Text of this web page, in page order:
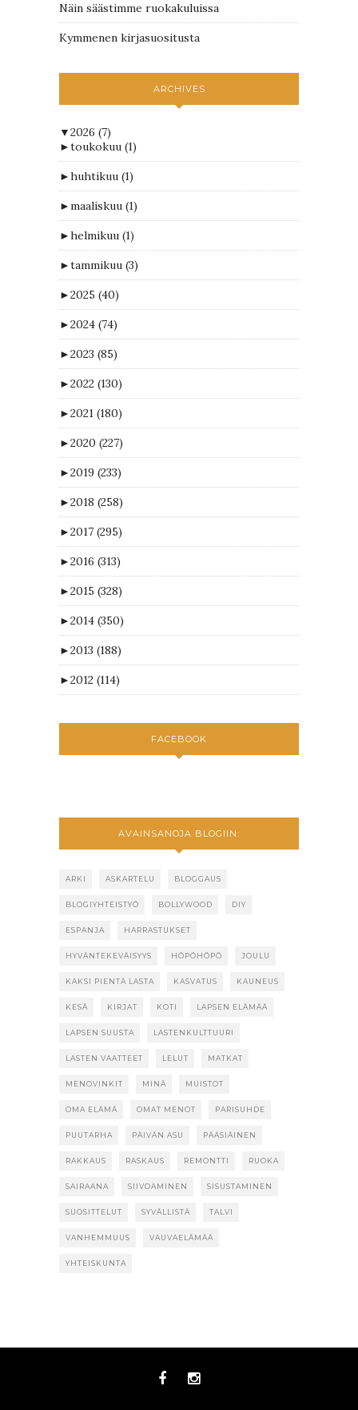
Näin säästimme ruokakuluissa
Kymmenen kirjasuositusta
ARCHIVES
▼2026 (7)
►toukokuu (1)
►huhtikuu (1)
►maaliskuu (1)
►helmikuu (1)
►tammikuu (3)
►2025 (40)
►2024 (74)
►2023 (85)
►2022 (130)
►2021 (180)
►2020 (227)
►2019 (233)
►2018 (258)
►2017 (295)
►2016 (313)
►2015 (328)
►2014 (350)
►2013 (188)
►2012 (114)
FACEBOOK
AVAINSANOJA BLOGIIN:
ARKI ASKARTELU BLOGGAUS
BLOGIYHTEISTYÖ BOLLYWOOD DIY
ESPANJA HARRASTUKSET
HYVÄNTEKEVÄISYYS HÖPÖHÖPÖ JOULU
KAKSI PIENTÄ LASTA KASVATUS KAUNEUS
KESÄ KIRJAT KOTI LAPSEN ELÄMÄÄ
LAPSEN SUUSTA LASTENKULTTUURI
LASTEN VAATTEET LELUT MATKAT
MENOVINKIT MINÄ MUISTOT
OMA ELÄMÄ OMAT MENOT PARISUHDE
PUUTARHA PÄIVÄN ASU PÄÄSIÄINEN
RAKKAUS RASKAUS REMONTTI RUOKA
SAIRAANA SIIVOAMINEN SISUSTAMINEN
SUOSITTELUT SYVÄLLISTÄ TALVI
VANHEMMUUS VAUVAELÄMÄÄ
YHTEISKUNTA